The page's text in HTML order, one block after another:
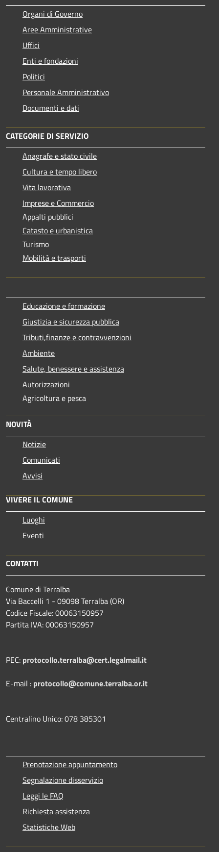
Organi di Governo
Aree Amministrative
Uffici
Enti e fondazioni
Politici
Personale Amministrativo
Documenti e dati
CATEGORIE DI SERVIZIO
Anagrafe e stato civile
Cultura e tempo libero
Vita lavorativa
Imprese e Commercio
Appalti pubblici
Catasto e urbanistica
Turismo
Mobilità e trasporti
Educazione e formazione
Giustizia e sicurezza pubblica
Tributi,finanze e contravvenzioni
Ambiente
Salute, benessere e assistenza
Autorizzazioni
Agricoltura e pesca
NOVITÀ
Notizie
Comunicati
Avvisi
VIVERE IL COMUNE
Luoghi
Eventi
CONTATTI
Comune di Terralba
Via Baccelli 1 - 09098 Terralba (OR)
Codice Fiscale: 00063150957
Partita IVA: 00063150957
PEC: protocollo.terralba@cert.legalmail.it
E-mail : protocollo@comune.terralba.or.it
Centralino Unico: 078 385301
Prenotazione appuntamento
Segnalazione disservizio
Leggi le FAQ
Richiesta assistenza
Statistiche Web